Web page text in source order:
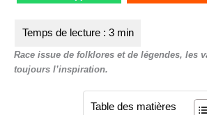
Race issue de folklores et de légendes, les
toujours l’inspiration.
Table des matières